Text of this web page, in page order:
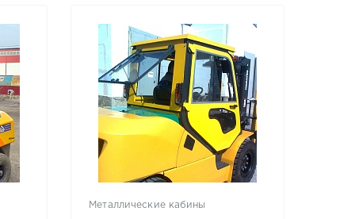
Металлические кабины